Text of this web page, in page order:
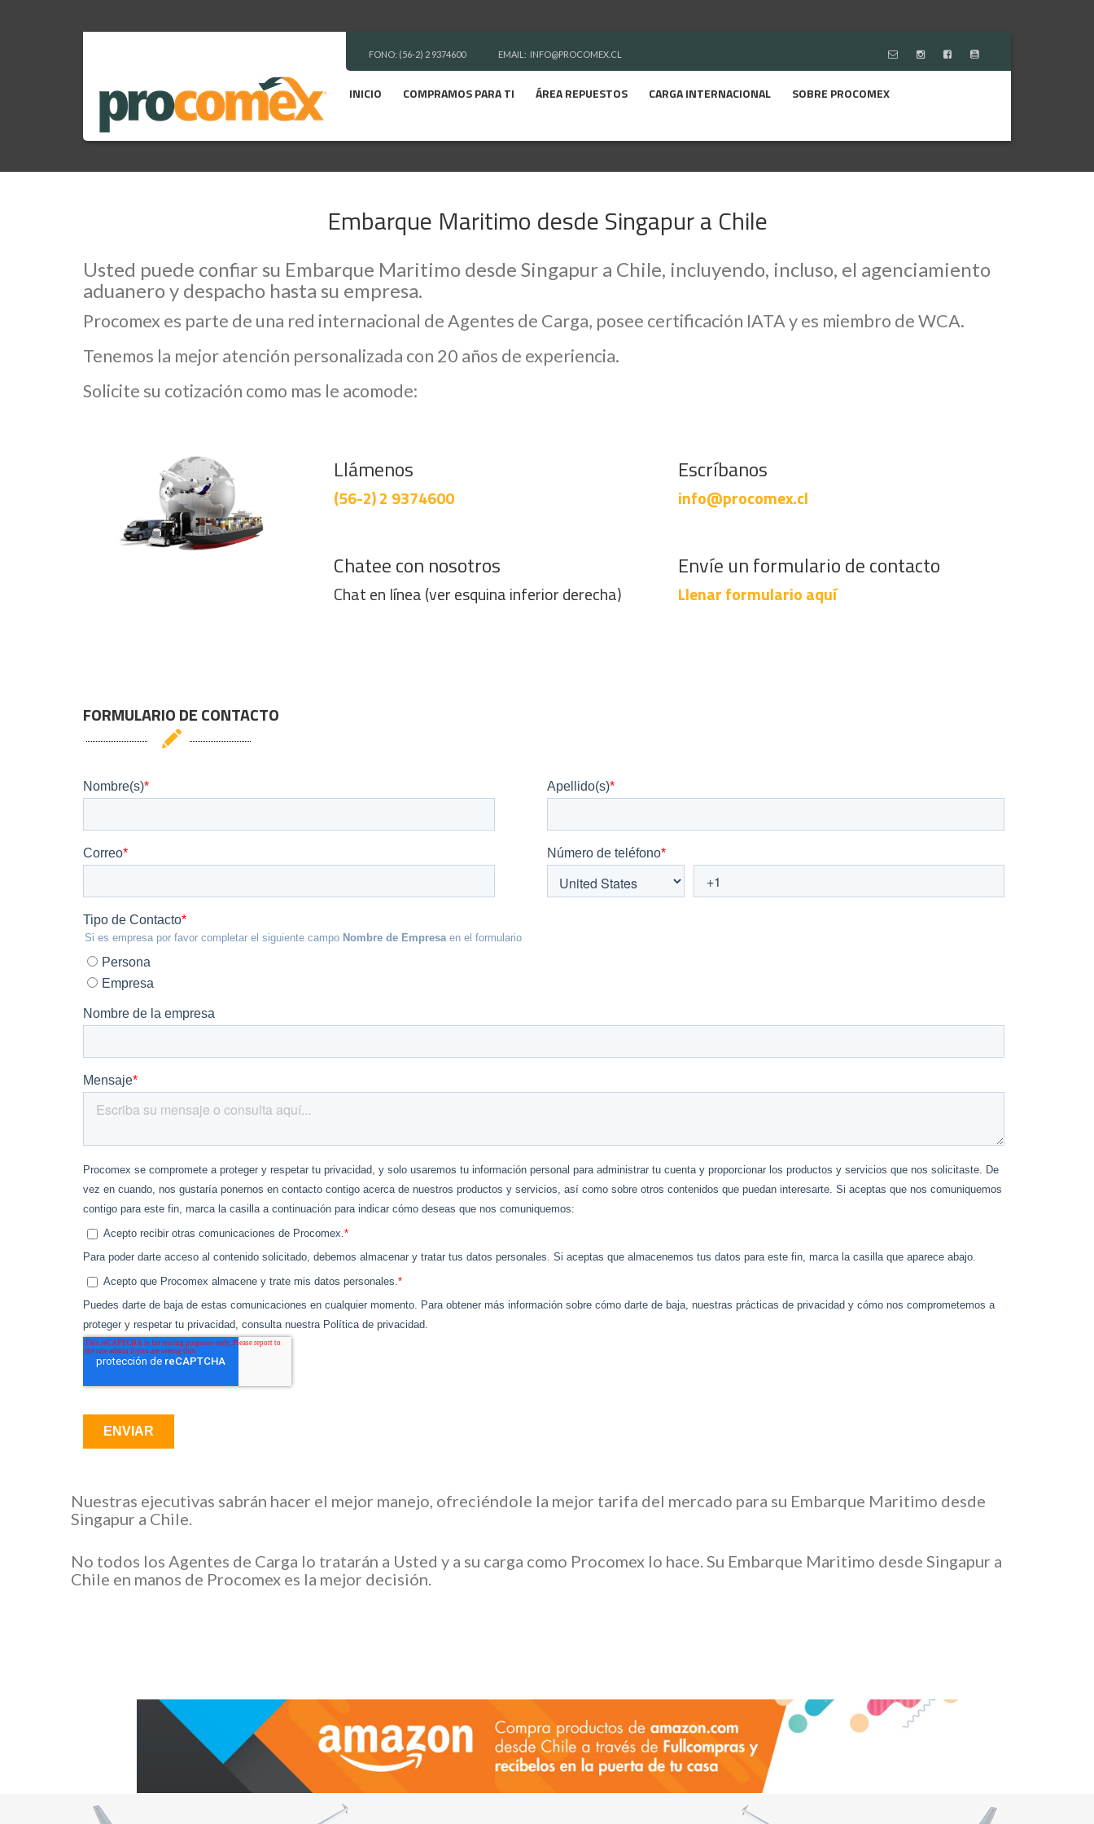
FONO: (56-2) 2 9374600 EMAIL: INFO@PROCOMEX.CL
INICIO COMPRAMOS PARA TI ÁREA REPUESTOS CARGA INTERNACIONAL SOBRE PROCOMEX
Embarque Maritimo desde Singapur a Chile
Usted puede confiar su Embarque Maritimo desde Singapur a Chile, incluyendo, incluso, el agenciamiento
aduanero y despacho hasta su empresa.
Procomex es parte de una red internacional de Agentes de Carga, posee certificación IATA y es miembro de WCA.
Tenemos la mejor atención personalizada con 20 años de experiencia.
Solicite su cotización como mas le acomode:
Llámenos
(56-2) 2 9374600
Escríbanos
info@procomex.cl
Chatee con nosotros
Chat en línea (ver esquina inferior derecha)
Envíe un formulario de contacto
Llenar formulario aquí
FORMULARIO DE CONTACTO
Nuestras ejecutivas sabrán hacer el mejor manejo, ofreciéndole la mejor tarifa del mercado para su Embarque Maritimo desde
Singapur a Chile.
No todos los Agentes de Carga lo tratarán a Usted y a su carga como Procomex lo hace. Su Embarque Maritimo desde Singapur a
Chile en manos de Procomex es la mejor decisión.